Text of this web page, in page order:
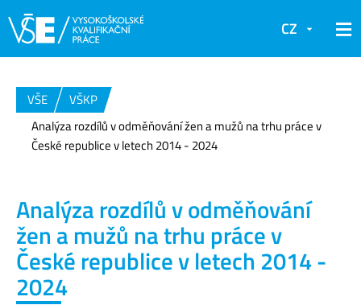
CZ
VŠE
VŠKP
Analýza rozdílů v odměňování žen a mužů na trhu práce v
České republice v letech 2014 - 2024
Analýza rozdílů v odměňování
žen a mužů na trhu práce v
České republice v letech 2014 -
2024